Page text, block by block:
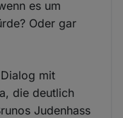
es um
Oder gar
mit
die deutlich
Judenhass